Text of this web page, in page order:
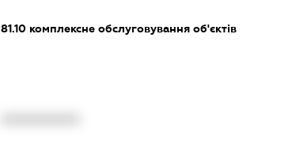
81.10 комплексне обслуговування об'єктів